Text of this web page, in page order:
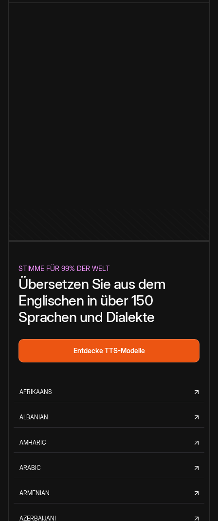
STIMME FÜR 99% DER WELT
Übersetzen Sie aus dem
Englischen in über 150
Sprachen und Dialekte
Entdecke TTS-Modelle
AFRIKAANS
ALBANIAN
AMHARIC
ARABIC
ARMENIAN
AZERBAIJANI